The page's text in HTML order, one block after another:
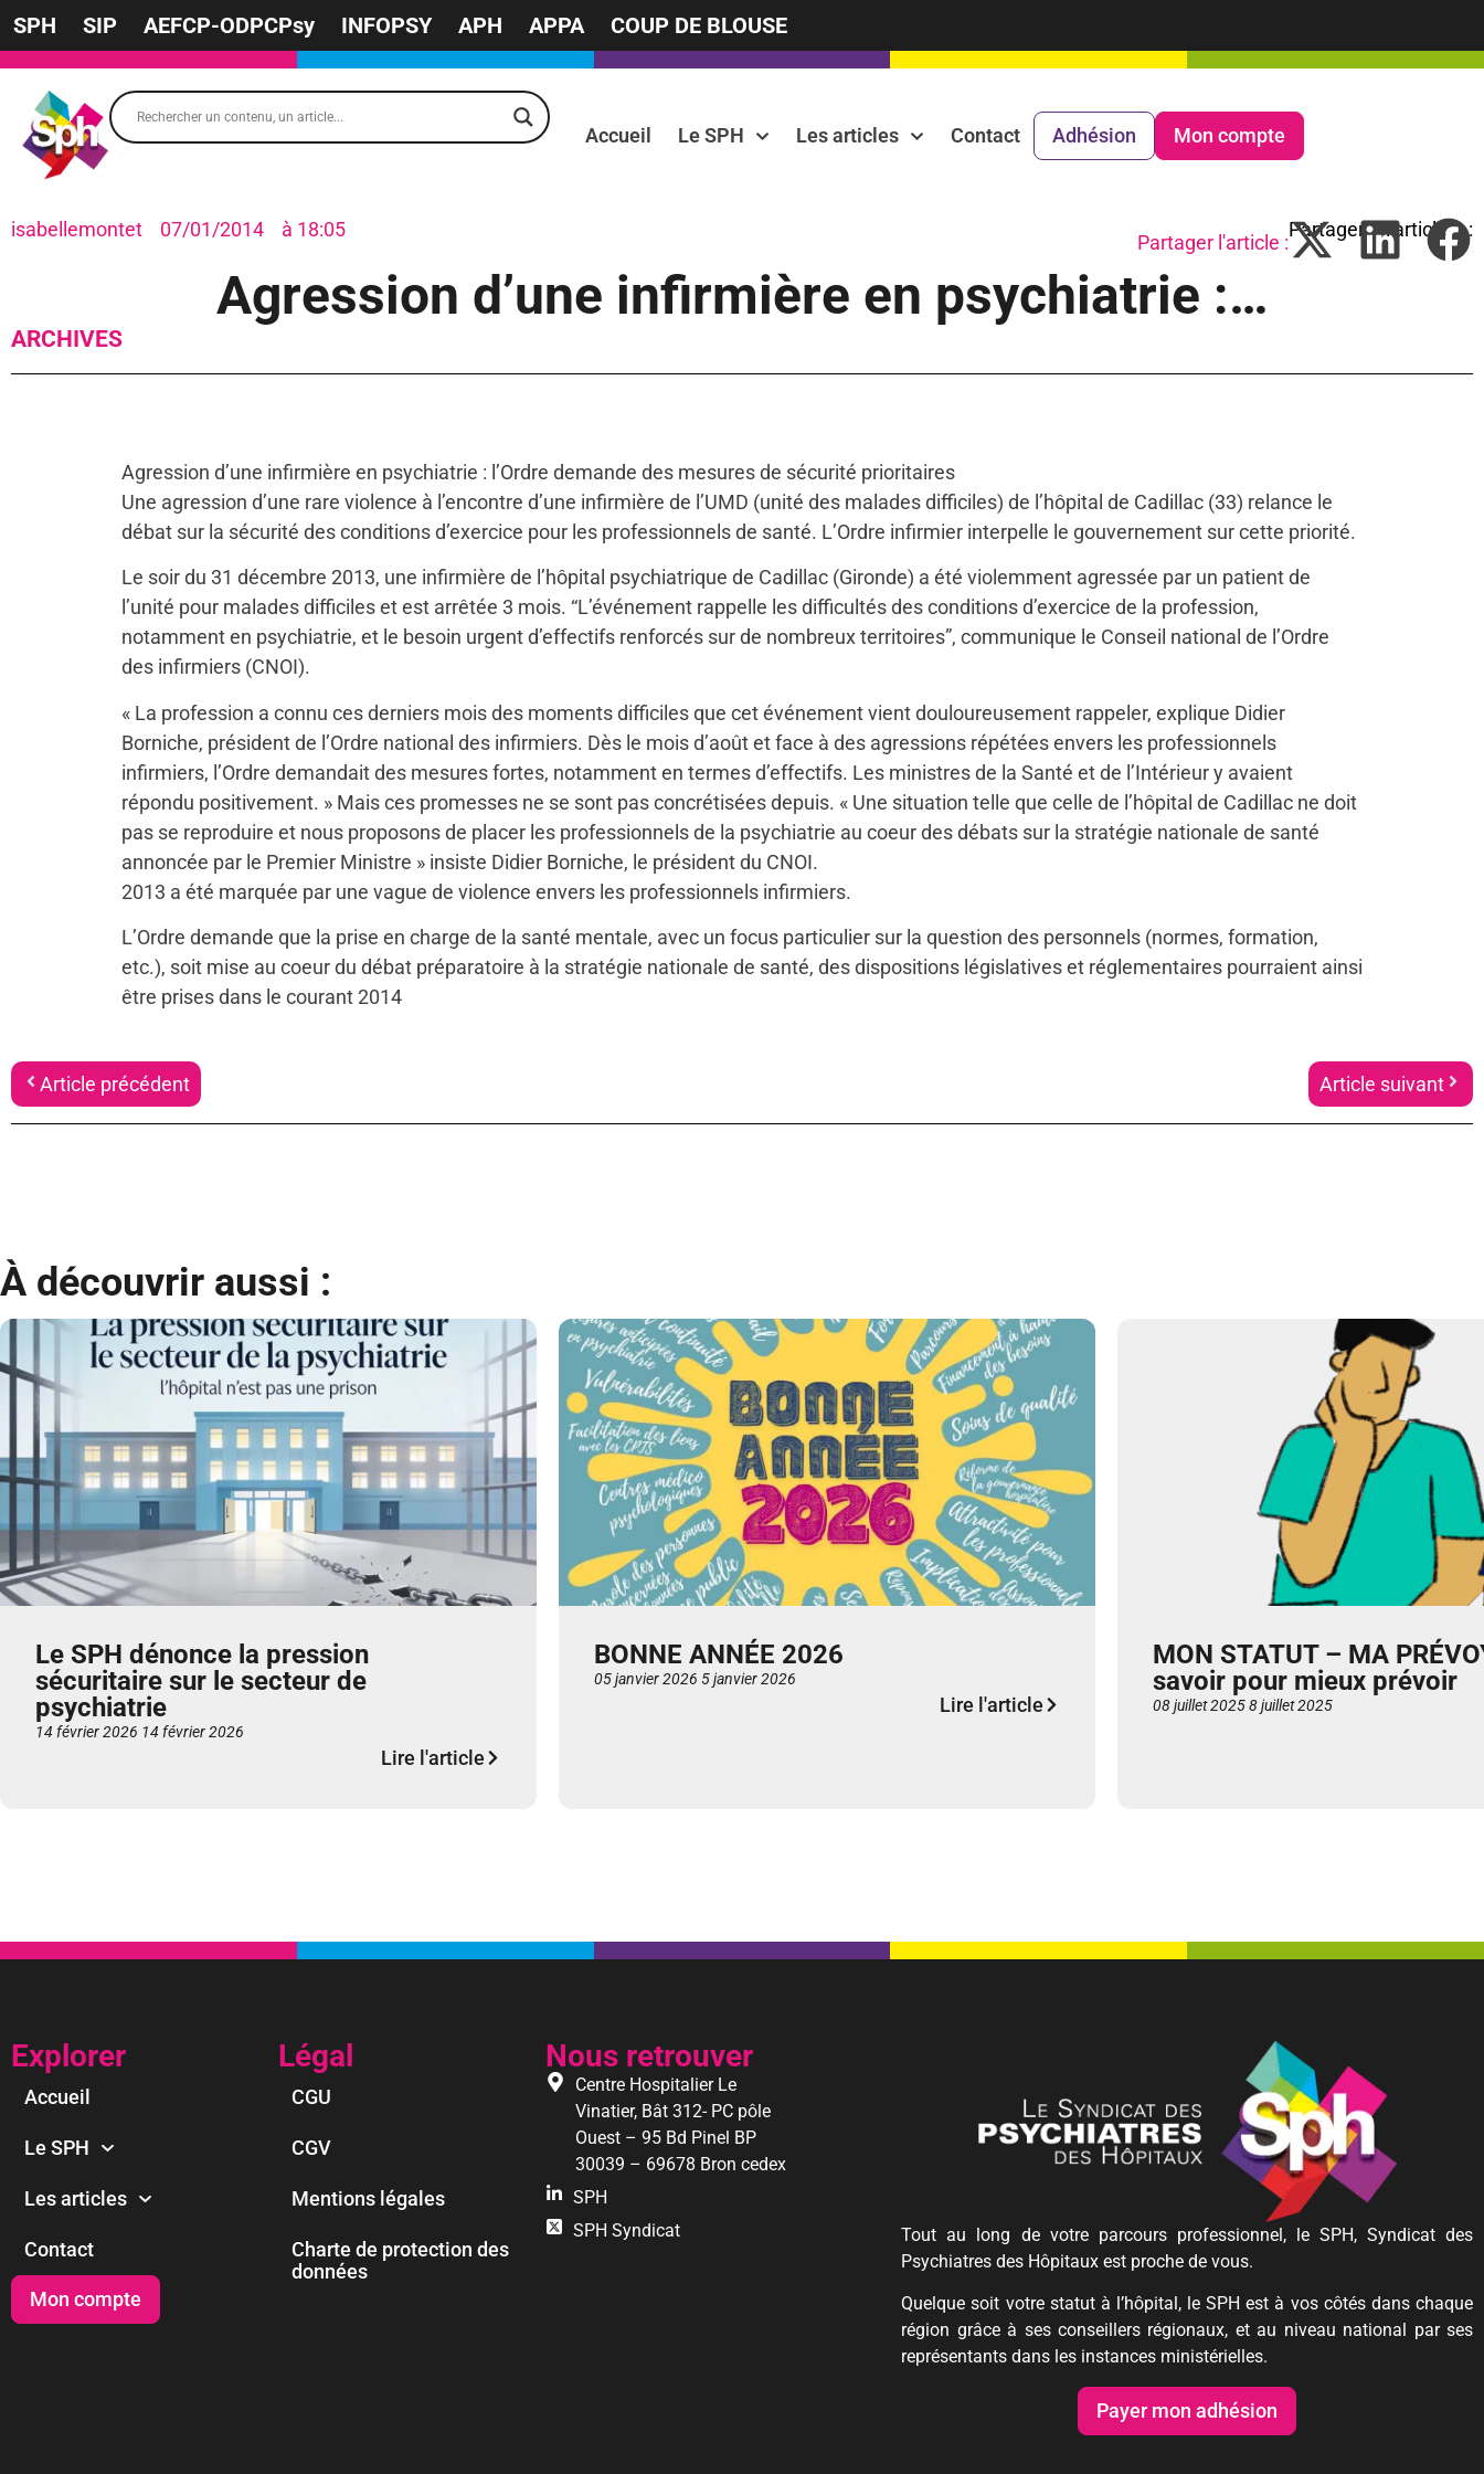
SPH SIP AEFCP-ODPCPsy INFOPSY APH APPA COUP DE BLOUSE
Accueil Le SPH Les articles Contact Adhésion Mon compte
isabellemontet 07/01/2014 à 18:05
Partager l'article :
Agression d’une infirmière en psychiatrie :…
ARCHIVES
Agression d’une infirmière en psychiatrie : l’Ordre demande des mesures de sécurité prioritaires
Une agression d’une rare violence à l’encontre d’une infirmière de l’UMD (unité des malades difficiles) de l’hôpital de Cadillac (33) relance le
débat sur la sécurité des conditions d’exercice pour les professionnels de santé. L’Ordre infirmier interpelle le gouvernement sur cette priorité.
Le soir du 31 décembre 2013, une infirmière de l’hôpital psychiatrique de Cadillac (Gironde) a été violemment agressée par un patient de
l’unité pour malades difficiles et est arrêtée 3 mois. “L’événement rappelle les difficultés des conditions d’exercice de la profession,
notamment en psychiatrie, et le besoin urgent d’effectifs renforcés sur de nombreux territoires”, communique le Conseil national de l’Ordre
des infirmiers (CNOI).
« La profession a connu ces derniers mois des moments difficiles que cet événement vient douloureusement rappeler, explique Didier
Borniche, président de l’Ordre national des infirmiers. Dès le mois d’août et face à des agressions répétées envers les professionnels
infirmiers, l’Ordre demandait des mesures fortes, notamment en termes d’effectifs. Les ministres de la Santé et de l’Intérieur y avaient
répondu positivement. » Mais ces promesses ne se sont pas concrétisées depuis. « Une situation telle que celle de l’hôpital de Cadillac ne doit
pas se reproduire et nous proposons de placer les professionnels de la psychiatrie au coeur des débats sur la stratégie nationale de santé
annoncée par le Premier Ministre » insiste Didier Borniche, le président du CNOI.
2013 a été marquée par une vague de violence envers les professionnels infirmiers.
L’Ordre demande que la prise en charge de la santé mentale, avec un focus particulier sur la question des personnels (normes, formation,
etc.), soit mise au coeur du débat préparatoire à la stratégie nationale de santé, des dispositions législatives et réglementaires pourraient ainsi
être prises dans le courant 2014
Article précédent Article suivant
À découvrir aussi :
Le SPH dénonce la pression
sécuritaire sur le secteur de
psychiatrie
14 février 2026 14 février 2026
Lire l'article
BONNE ANNÉE 2026
05 janvier 2026 5 janvier 2026
Lire l'article
MON STATUT – MA
savoir pour mieux prévoir
08 juillet 20258 juillet 2025
Explorer
Accueil
Le SPH
Les articles
Contact
Mon compte
Légal
CGU
CGV
Mentions légales
Charte de protection des
données
Nous retrouver
Centre Hospitalier Le
Vinatier, Bât 312- PC pôle
Ouest – 95 Bd Pinel BP
30039 – 69678 Bron cedex
SPH
SPH Syndicat
Tout au long de votre parcours professionnel, le SPH, Syndicat des
Psychiatres des Hôpitaux est proche de vous.
Quelque soit votre statut à l’hôpital, le SPH est à vos côtés dans chaque
région grâce à ses conseillers régionaux, et au niveau national par ses
représentants dans les instances ministérielles.
Payer mon adhésion